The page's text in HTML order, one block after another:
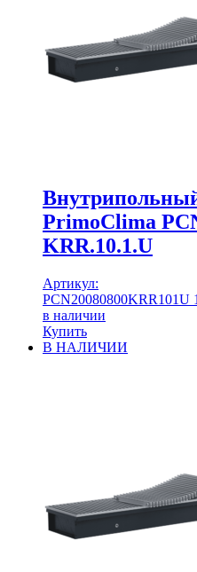
PrimoClima
KRR.10.1.U
Артикул:
PCN20080800KRR101U
в наличии
Купить
В НАЛИЧИИ